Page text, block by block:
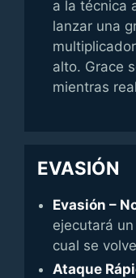
a la técnica
lanzar una
alto. Grace
mientras
EVASIÓN
Evasión –
ejecutará
cual se
Ataque